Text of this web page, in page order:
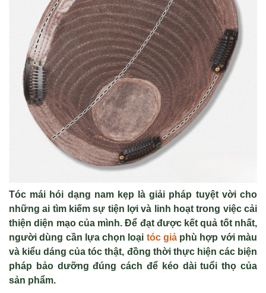
Tóc mái hói dạng nam kẹp là giải pháp tuyệt vời cho
những ai tìm kiếm sự tiện lợi và linh hoạt trong việc cải
thiện diện mạo của mình. Để đạt được kết quả tốt nhất,
người dùng cần lựa chọn loại tóc giảphù hợp với màu
và kiểu dáng của tóc thật, đồng thời thực hiện các biện
pháp bảo dưỡng đúng cách để kéo dài tuổi thọ của
sản phẩm.